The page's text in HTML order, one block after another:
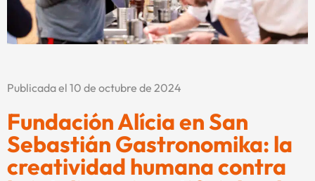
Publicada el 10 de octubre de 2024
Fundación Alícia en San
Sebastián Gastronomika: la
creatividad humana contra